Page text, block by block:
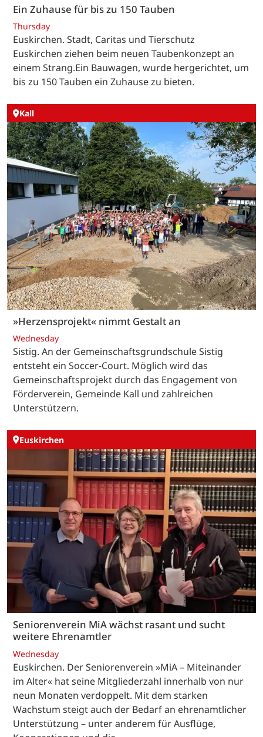
Ein Zuhause für bis zu 150 Tauben
Thursday
Euskirchen. Stadt, Caritas und Tierschutz
Euskirchen ziehen beim neuen Taubenkonzept an
einem Strang.Ein Bauwagen, wurde hergerichtet, um
bis zu 150 Tauben ein Zuhause zu bieten.
Kall
»Herzensprojekt« nimmt Gestalt an
Wednesday
Sistig. An der Gemeinschaftsgrundschule Sistig
entsteht ein Soccer-Court. Möglich wird das
Gemeinschaftsprojekt durch das Engagement von
Förderverein, Gemeinde Kall und zahlreichen
Unterstützern.
Euskirchen
Seniorenverein MiA wächst rasant und sucht
weitere Ehrenamtler
Wednesday
Euskirchen. Der Seniorenverein »MiA – Miteinander
im Alter« hat seine Mitgliederzahl innerhalb von nur
neun Monaten verdoppelt. Mit dem starken
Wachstum steigt auch der Bedarf an ehrenamtlicher
Unterstützung – unter anderem für Ausflüge,